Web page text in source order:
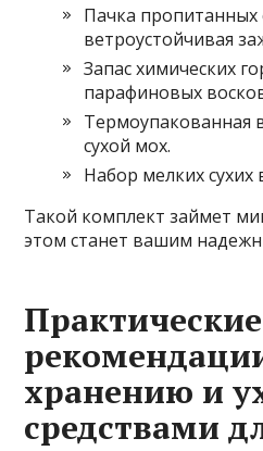
Пачка пропитанных
ветроустойчивая
Запас химических
парафиновых
Термоупакованная
сухой мох.
Набор мелких сухих
Такой комплект займет
этом станет вашим
Практические
хранению и
средствами